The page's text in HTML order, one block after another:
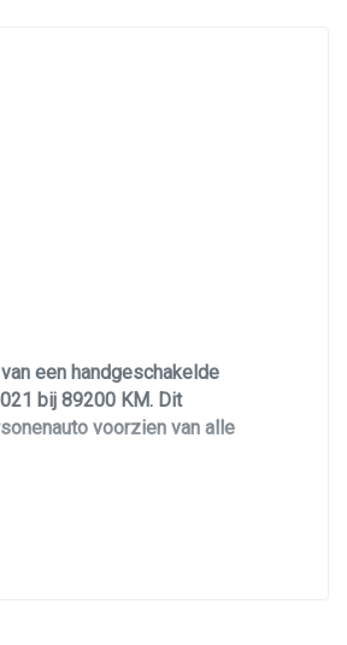
een handgeschakelde
bij 89200 KM. Dit
voorzien van alle
pakket geeft dat extra
airco/climate
voor en achter,